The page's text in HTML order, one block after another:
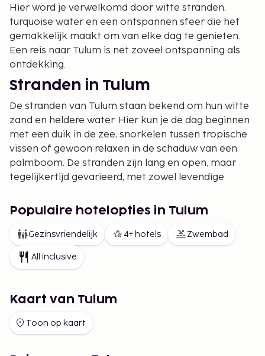
Hier word je verwelkomd door witte stranden,
turquoise water en een ontspannen sfeer die het
gemakkelijk maakt om van elke dag te genieten.
Een reis naar Tulum is net zoveel ontspanning als
ontdekking.
Stranden in Tulum
De stranden van Tulum staan bekend om hun witte
zand en heldere water. Hier kun je de dag beginnen
met een duik in de zee, snorkelen tussen tropische
vissen of gewoon relaxen in de schaduw van een
palmboom. De stranden zijn lang en open, maar
tegelijkertijd gevarieerd, met zowel levendige
Mayaruïnes in Tulum
Een van de meest bezochte bestemmingen in
Tulum zijn de oude mayaruïnes, die dramatisch aan
de zee liggen. Wandelen tussen de tempels en
belangrijke periode in de geschiedenis en zijn een
must-see tijdens je reis.
Cenotes en natuurervaringen
Populaire hotelopties in Tulum
Gezinsvriendelijk 4+ hotels Zwembad
All inclusive
Kaart van Tulum
Toon op kaart